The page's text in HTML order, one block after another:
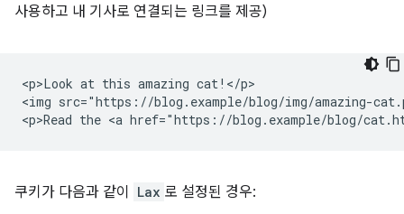
사용하고 내 기사로 연결되는 링크를 제공)
<p>Look at this amazing cat!</p>
<img src="https://blog.example/blog/img/amazing-
쿠키가 다음과 같이 Lax 로 설정된 경우: